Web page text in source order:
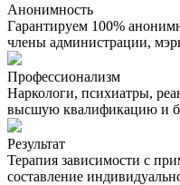
Анонимность
Гарантируем 100%
члены администрации,
Профессионализм
Наркологи, психиатры,
высшую квалификацию и
Результат
Терапия зависимости с
составление